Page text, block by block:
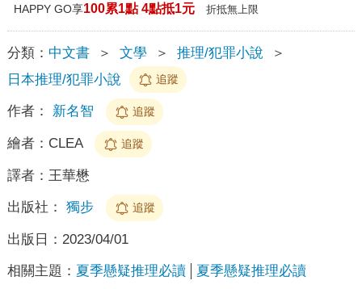
HAPPY GO享100累1點 4點抵1元 折抵無上限
分類： 中文書 ＞ 文學 ＞ 推理/犯罪小說
＞
日本推理/犯罪小說
追蹤
作者： 新名智 追蹤
繪者： CLEA 追蹤
譯者： 王華懋
出版社： 獨步 追蹤
出版日： 2023/04/01
相關主題： 夏季懸疑推理必讀 夏季懸疑推理必讀